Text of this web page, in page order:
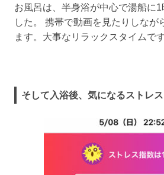
お風呂は、半身浴が中心で湯船に1
した。 携帯で動画を見たりしなが
ます。大事なリラックスタイムです
そして入浴後、気になるストレ